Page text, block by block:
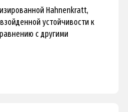
Hahnenkratt,
устойчивости к
с другими